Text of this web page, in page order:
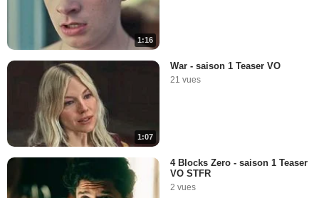
1:16
1:07
War - saison 1 Teaser VO
21 vues
4 Blocks Zero - saison 1 Teaser
VO STFR
2 vues